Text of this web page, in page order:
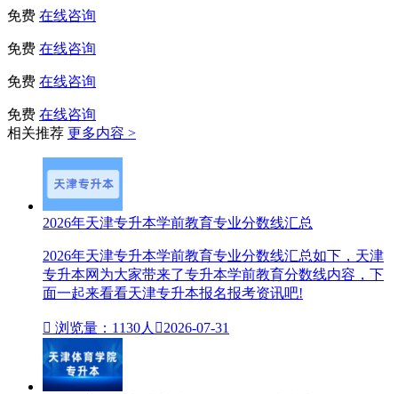
免费 在线咨询
免费 在线咨询
免费 在线咨询
免费 在线咨询
相关推荐 更多内容 >
2026年天津专升本学前教育专业分数线汇总
2026年天津专升本学前教育专业分数线汇总如下，天津
专升本网为大家带来了专升本学前教育分数线内容，下
面一起来看看天津专升本报名报考资讯吧!
 浏览量：1130人 2026-07-31